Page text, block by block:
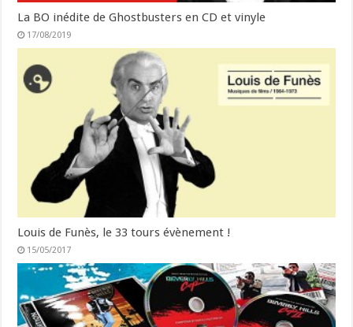
La BO inédite de Ghostbusters en CD et vinyle
17/08/2019
Louis de Funès, le 33 tours évènement !
15/05/2017